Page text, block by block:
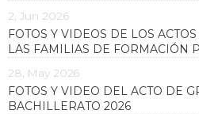
2, Jun 2026
FOTOS Y VIDEOS DE LOS
LAS FAMILIAS DE FORMACIÓN
28, May 2026
FOTOS Y VIDEO DEL ACTO DE
BACHILLERATO 2026